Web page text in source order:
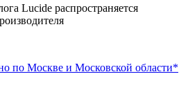
Lucide распространяется
по Москве и Московской области*